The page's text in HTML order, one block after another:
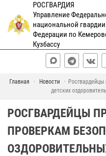
РОСГВАРДИЯ
Управление
национальной
Федерации по
Кузбассу
Главная Новости
Росгвардейцы
детских
РОСГВАРДЕЙЦЫ
ПРОВЕРКАМ